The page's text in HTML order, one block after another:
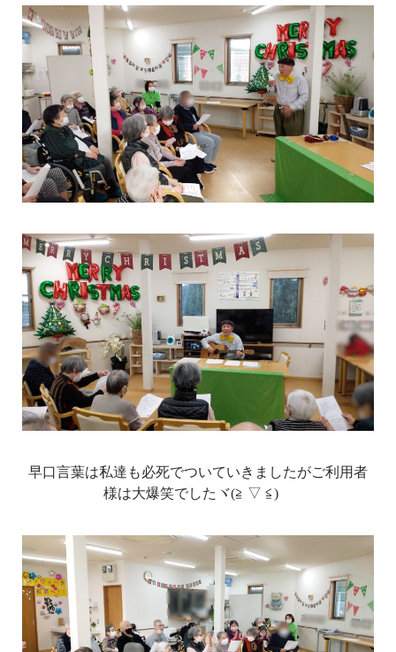
早口言葉は私達も必死でついていきましたがご利用者
様は大爆笑でしたヾ(≧ ▽ ≦)ゝ